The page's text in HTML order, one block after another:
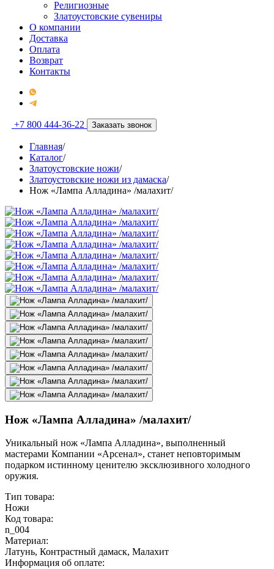
Религиозные
Златоустовские сувениры
О компании
Доставка
Оплата
Возврат
Контакты
+7 800 444-36-22 Заказать звонок
Главная/
Каталог/
Златоустовские ножи/
Златоустовские ножи из дамаска/
Нож «Лампа Алладина» /малахит/
Нож «Лампа Алладина» /малахит/
Уникальный нож «Лампа Алладина», выполненный
мастерами Компании «Арсенал», станет неповторимым
подарком истинному ценителю эксклюзивного холодного
оружия.
Тип товара:
Ножи
Код товара:
n_004
Материал:
Латунь, Контрастный дамаск, Малахит
Информация об оплате: